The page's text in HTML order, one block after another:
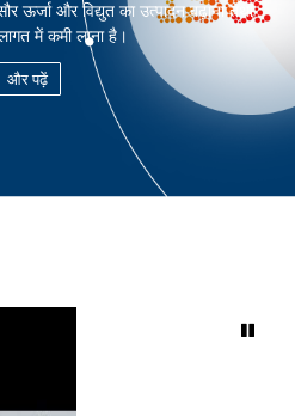
ऊर्जा और विद्युत का उत्‍पादन बढ़ाना तथा
में कमी लाना है।
और पढ़ें